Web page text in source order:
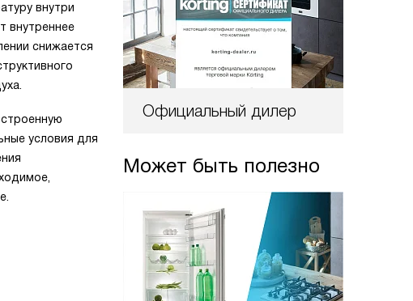
Официальный дилер
Может быть полезно
внутри
внутреннее
снижается
условия для